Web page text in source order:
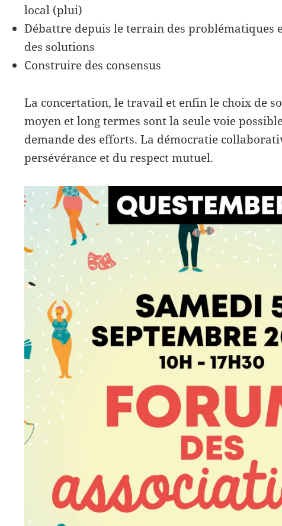
local (plui)
Débattre depuis le terrain des problématiques
des solutions
Construire des consensus
La concertation, le travail et enfin le choix de
moyen et long termes sont la seule voie
demande des efforts. La démocratie
persévérance et du respect mutuel.